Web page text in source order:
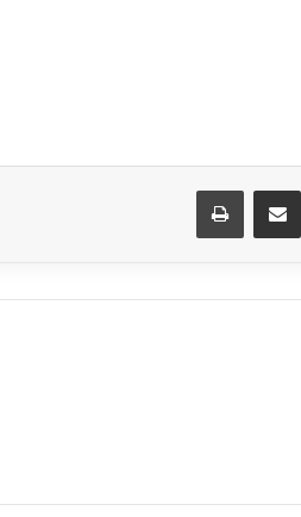
مشاركة عبر البريد طباعة